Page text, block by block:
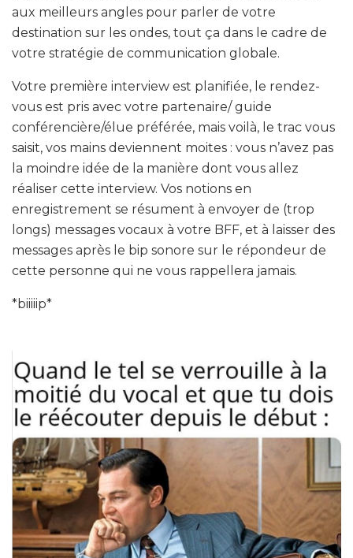
aux meilleurs angles pour parler de votre
destination sur les ondes, tout ça dans le cadre de
votre stratégie de communication globale.
Votre première interview est planifiée, le rendez-
vous est pris avec votre partenaire/ guide
conférencière/élue préférée, mais voilà, le trac vous
saisit, vos mains deviennent moites : vous n’avez pas
la moindre idée de la manière dont vous allez
réaliser cette interview. Vos notions en
enregistrement se résument à envoyer de (trop
longs) messages vocaux à votre BFF, et à laisser des
messages après le bip sonore sur le répondeur de
cette personne qui ne vous rappellera jamais.
*biiiiip*